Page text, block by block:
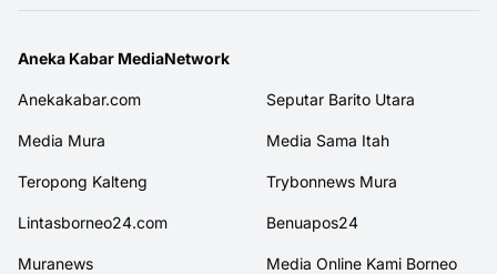
Aneka Kabar MediaNetwork
Anekakabar.com Seputar Barito Utara
Media Mura Media Sama Itah
Teropong Kalteng Trybonnews Mura
Lintasborneo24.com Benuapos24
Muranews Media Online Kami Borneo